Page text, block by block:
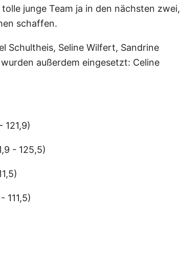
junge Team ja in den nächsten zwei,
schaffen.
Schultheis, Seline Wilfert, Sandrine
außerdem eingesetzt: Celine
121,9)
- 125,5)
111,5)